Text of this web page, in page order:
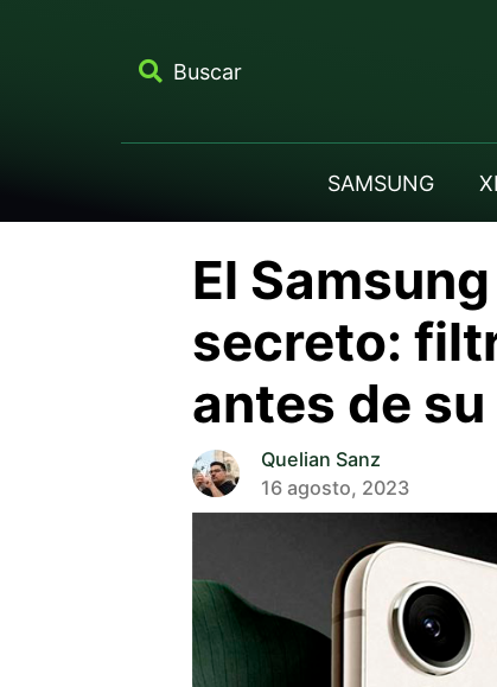
Buscar
SAMSUNG
El
secreto:
antes de
Quelian Sanz
16 agosto, 2023